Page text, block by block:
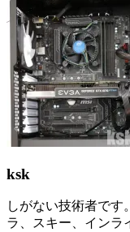
ksk
しがない技術者です
ラ、スキー、インラ